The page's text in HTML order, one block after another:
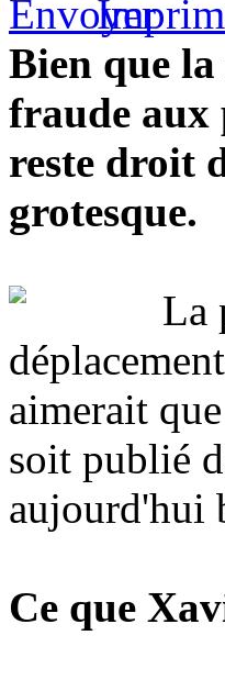
Bien que
fraude aux
reste droit
grotesque.
La
aimerait
soit publié
aujourd'hui
Ce que